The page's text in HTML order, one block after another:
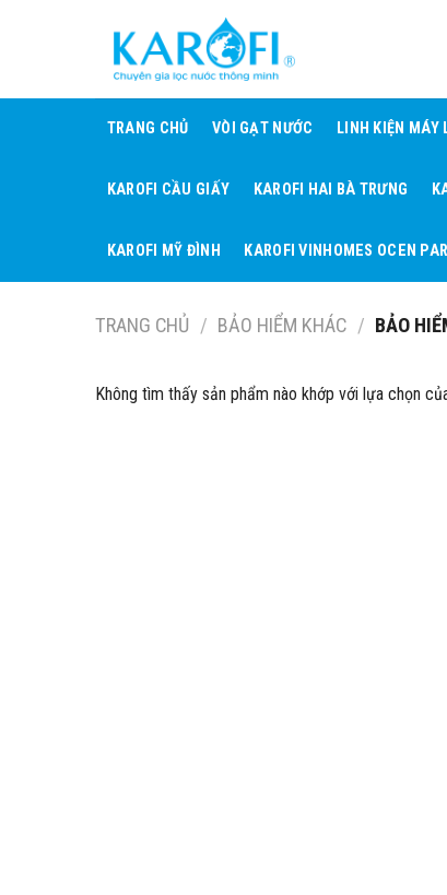
TRANG CHỦ VÒI GẠT NƯỚC LINH KIỆN MÁY
KAROFI CẦU GIẤY KAROFI HAI BÀ TRƯNG
KAROFI MỸ ĐÌNH KAROFI VINHOMES OCEN
TRANG CHỦ / BẢO HIỂM KHÁC / BẢO
Không tìm thấy sản phẩm nào khớp với lựa chọn